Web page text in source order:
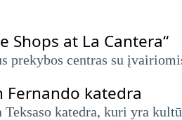
Shops at La Cantera“
prekybos centras su
Fernando katedra
Teksaso katedra, kuri yra